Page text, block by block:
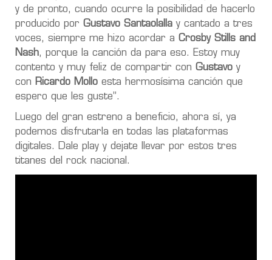
y de pronto, cuando ocurre la posibilidad de hacerlo
producido por Gustavo Santaolalla y cantado a tres
voces, siempre me hizo acordar a Crosby Stills and
Nash, porque la canción da para eso. Estoy muy
contento y muy feliz de compartir con Gustavo y
con Ricardo Mollo esta hermosísima canción que
espero que les guste”.
Luego del gran estreno a beneficio, ahora sí, ya
podemos disfrutarla en todas las plataformas
digitales. Dale play y dejate llevar por estos tres
titanes del rock nacional.